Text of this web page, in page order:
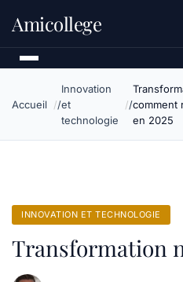
Amicollege
Accueil
Innovation
et
technologie
comment
en 2025
INNOVATION ET TECHNOLOGIE
Transformation